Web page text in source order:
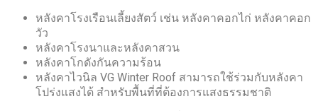
หลังคาโรงเรือนเลี้ยงสัตว์ เช่น หลังคาคอกไก่ หลังคาคอก
วัว
หลังคาโรงนาและหลังคาสวน
หลังคาโกดังกันความร้อน
หลังคาไวนิล VG Winter Roof สามารถใช้ร่วมกับหลังคา
โปร่งแสงได้ สำหรับพื้นที่ที่ต้องการแสงธรรมชาติ